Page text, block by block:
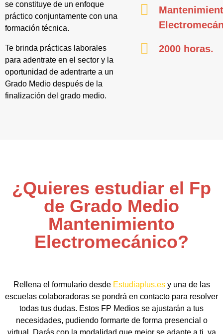
se constituye de un enfoque
práctico conjuntamente con una
formación técnica.
Te brinda prácticas laborales
para adentrate en el sector y la
oportunidad de adentrarte a un
Grado Medio después de la
finalización del grado medio.
2000 horas.
¿Quieres estudiar el Fp
de Grado Medio
Mantenimiento
Electromecánico?
Rellena el formulario desde Estudiaplus.esy una de las
escuelas colaboradoras se pondrá en contacto para resolver
todas tus dudas. Estos FP Medios se ajustarán a tus
necesidades, pudiendo formarte de forma presencial o
virtual. Darás con la modalidad que mejor se adapte a ti, ya